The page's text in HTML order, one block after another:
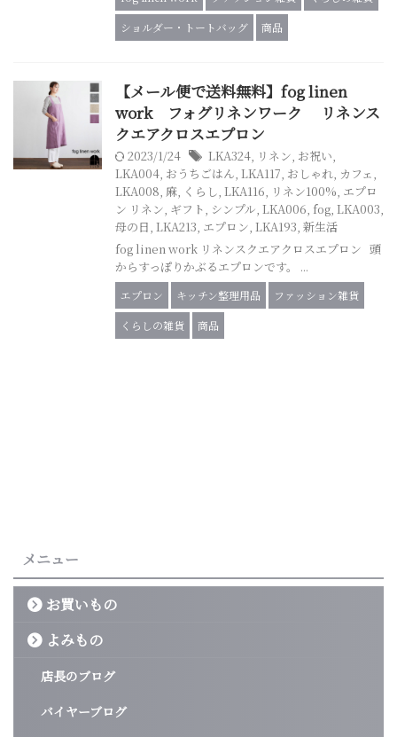
ショルダー・トートバッグ
商品
【メール便で送料無料】fog linen
work フォグリネンワーク リネンス
クエアクロスエプロン
2023/1/24 LKA324, リネン, お祝い,
LKA004, おうちごはん, LKA117, おしゃれ, カフェ,
LKA008, 麻, くらし, LKA116, リネン100%, エプロ
ン リネン, ギフト, シンプル, LKA006, fog, LKA003,
母の日, LKA213, エプロン, LKA193, 新生活
fog linen work リネンスクエアクロスエプロン 頭
からすっぽりかぶるエプロンです。 ...
エプロン キッチン整理用品
ファッション雑貨
くらしの雑貨
商品
メニュー
お買いもの
よみもの
店長のブログ
バイヤーブログ